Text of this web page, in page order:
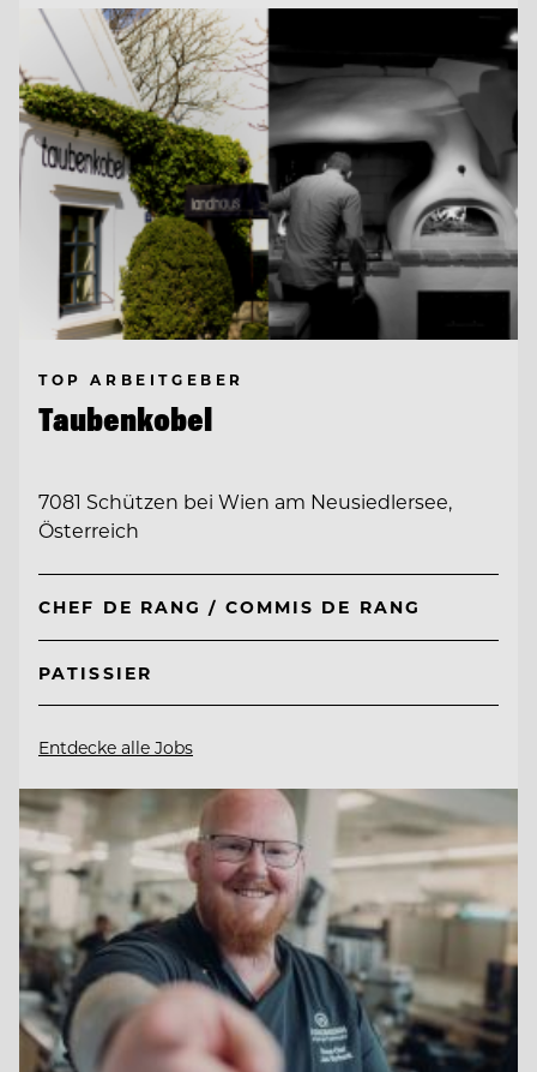
TOP ARBEITGEBER
Taubenkobel
7081 Schützen bei Wien am Neusiedlersee,
Österreich
CHEF DE RANG / COMMIS DE RANG
PATISSIER
Entdecke alle Jobs